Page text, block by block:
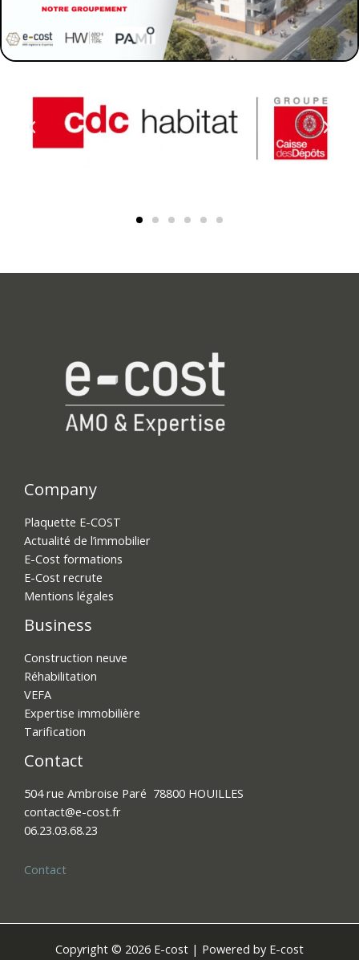
bailleurs, institutionnels & privés
Company
Plaquette E-COST
Actualité de l’immobilier
E-Cost formations
E-Cost recrute
Mentions légales
Business
Construction neuve
Réhabilitation
VEFA
Expertise immobilière
Tarification
Contact
504 rue Ambroise Paré 78800 HOUILLES
contact@e-cost.fr​
06.23.03.68.23
Contact
Copyright © 2026 E-cost | Powered by E-cost